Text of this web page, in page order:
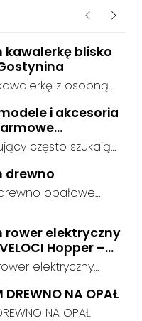
Poprzednie
kawalerkę blisko
z osobną
do zamieszkania, 3
wykończenia -
do negocjacji.
i akcesoria
dodaj swoje za
często szukają
są czytelnie
czemu osoby
trafiają prosto
Link do serwisu:
-
konto albo
od razu i
drewno
opałowe
w własnym
rower elektryczny
Hopper –
elektryczny
tylko 663 km
DREWNO NA OPAŁ
NA OPAŁ